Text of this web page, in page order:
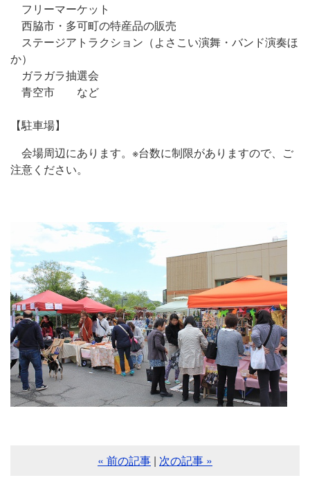
フリーマーケット
西脇市・多可町の特産品の販売
ステージアトラクション（よさこい演舞・バンド演奏ほ
か）
ガラガラ抽選会
青空市 など
【駐車場】
会場周辺にあります。※台数に制限がありますので、ご
注意ください。
« 前の記事 | 次の記事 »